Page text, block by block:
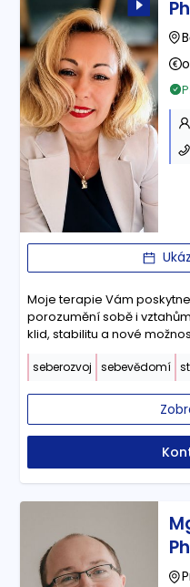
Moje terapie Vám
porozumění sobě i
klid, stabilitu a nové
seberozvoj sebevědomí